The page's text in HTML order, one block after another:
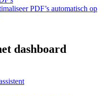
PDF’s automatisch op
dashboard